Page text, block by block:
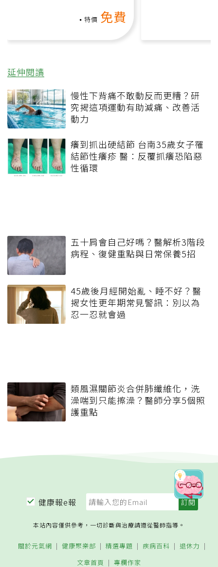
特價 免費
延伸閱讀
慢性下背痛不敢動反而更糟？研
究揭這項運動有助減痛、改善活
動力
癢到抓出硬結節 台南35歲女子罹
結節性癢疹 醫：反覆抓癢恐陷惡
性循環
五十肩會自己好嗎？醫解析3階段
病程、復健重點與日常保養5招
45歲後月經開始亂、睡不好？醫
揭女性更年期常見警訊：別以為
忍一忍就會過
類風濕關節炎合併肺纖維化，洗
澡喘到只能擦澡？醫師分享5個照
護重點
健康報e報
本站內容僅供參考，一切診斷與治療請遵從醫師指導。
關於元氣網 健康聚樂部 精選專題 疾病百科
退休力
文章首頁
專欄作家